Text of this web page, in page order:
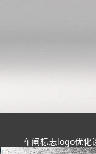
车闸标志logo优化